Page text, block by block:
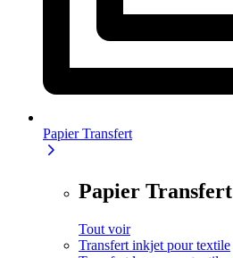
Papier Transfert
Papier Transfert
Tout voir
Transfert inkjet pour textile